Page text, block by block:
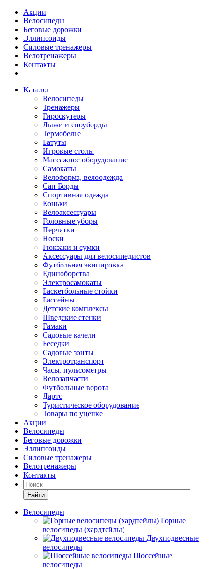
Акции
Велосипеды
Беговые дорожки
Эллипсоиды
Силовые тренажеры
Велотренажеры
Контакты
Каталог
Велосипеды
Тренажеры
Гироскутеры
Лыжи и сноуборды
Термобелье
Батуты
Игровые столы
Массажное оборудование
Самокаты
Велоформа, велоодежда
Сап Борды
Спортивная одежда
Коньки
Велоаксессуары
Головные уборы
Перчатки
Носки
Рюкзаки и сумки
Аксессуары для велосипедистов
Футбольная экипировка
Единоборства
Электросамокаты
Баскетбольные стойки
Бассейны
Детские комплексы
Шведские стенки
Гамаки
Садовые качели
Беседки
Садовые зонты
Электротранспорт
Часы, пульсометры
Велозапчасти
Футбольные ворота
Дартс
Туристическое оборудование
Товары по уценке
Акции
Велосипеды
Беговые дорожки
Эллипсоиды
Силовые тренажеры
Велотренажеры
Контакты
Найти
Велосипеды
Горные
велосипеды (хардтейлы)
Двухподвесные
велосипеды
Шоссейные
велосипеды